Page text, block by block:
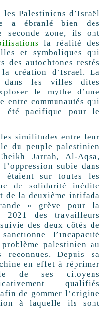
Palestiniens d’Israël
a ébranlé bien des
seconde zone, ils ont
la réalité des
et symboliques qui
des autochtones restés
création d’Israël. La
dans les villes dites
le mythe d’une
entre communautés qui
été pacifique pour le
similitudes entre leur
du peuple palestinien
Jarrah, Al-Aqsa,
subie dans
étaient sur toutes les
de solidarité inédite
de la deuxième intifada
«
grève pour la
des travailleurs
des deux côtés de
l’incapacité
palestinien au
Depuis sa
en effet à réprimer
de ses citoyens
qualifiés
de gommer l’origine
à laquelle ils sont